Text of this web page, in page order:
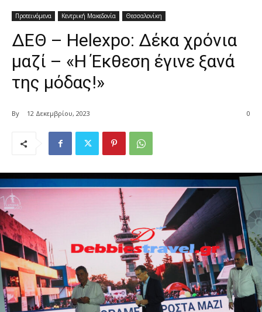
Προτεινόμενα Κεντρική Μακεδονία Θεσσαλονίκη
ΔΕΘ – Helexpo: Δέκα χρόνια
μαζί – «Η Έκθεση έγινε ξανά
της μόδας!»
By 12 Δεκεμβρίου, 2023 0